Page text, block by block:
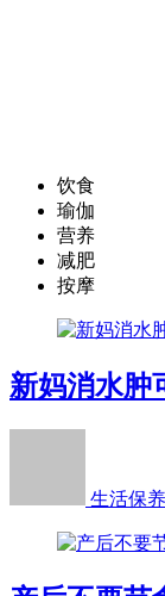
饮食
瑜伽
营养
减肥
按摩
新妈消水肿
生活保养